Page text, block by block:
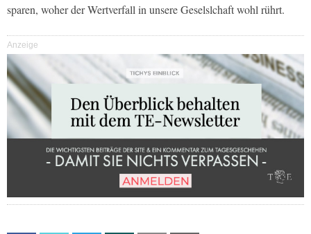
sparen, woher der Wertverfall in unsere Geselslchaft wohl rührt.
Anzeige